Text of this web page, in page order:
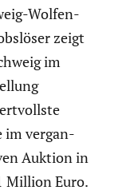
Wolfen­
zeigt
im
im vergan­
Auktion in
Million Euro.